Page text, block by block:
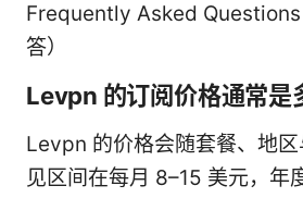
Frequently Asked
答）
Levpn 的订阅价格通常是
Levpn 的价格会随套餐、地
见区间在每月 8–15 美元，年